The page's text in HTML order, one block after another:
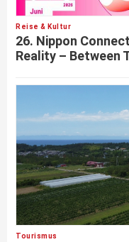
Reise & Kultur
26. Nippon
Reality – Between
Tourismus